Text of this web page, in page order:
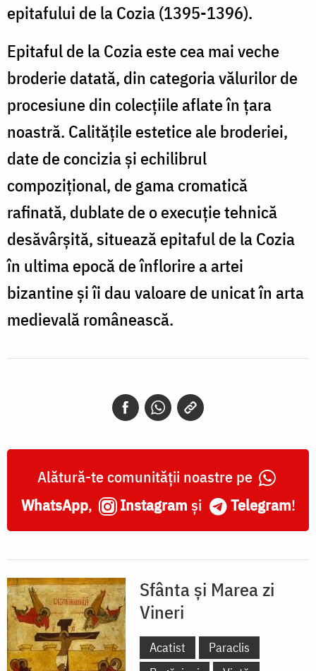
epitafului de la Cozia (1395-1396).
Epitaful de la Cozia este cea mai veche
broderie datată, din categoria vălurilor de
procesiune din colecțiile aflate în țara
noastră. Calitățile estetice ale broderiei,
date de concizia și echilibrul
compozițional, de gama cromatică
rafinată, dublate de o execuție tehnică
desăvârșită, situează epitaful de la Cozia
în ultima epocă de înflorire a artei
bizantine și îi dau valoare de unicat în arta
medievală românească.
Alătură-te comunității noastre pe
WhatsApp, Instagram și Telegram!
Sfânta și Marea zi
Vineri
Acatist
Paraclis